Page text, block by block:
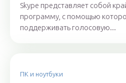
Skype представляет собой
программу, с помощью
поддерживать голосовую...
ПК и ноутбуки